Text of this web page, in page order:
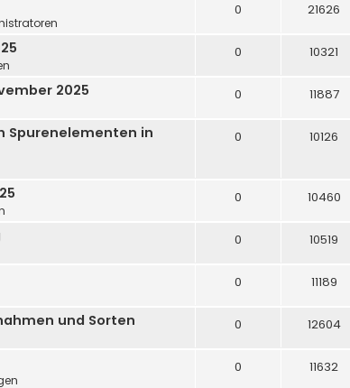
0 21626
0 10321
2025 0 11887
Spurenelementen in
0 10126
0 10460
0 10519
0 11189
und Sorten 0 12604
0 11632